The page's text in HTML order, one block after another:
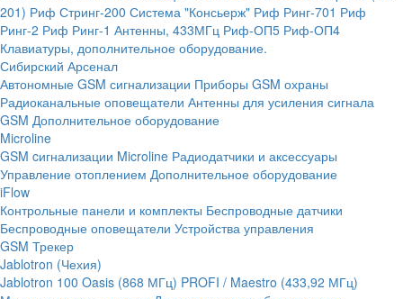
201) Риф Стринг-200 Система "Консьерж" Риф Ринг-701 Риф
Ринг-2 Риф Ринг-1 Антенны, 433МГц Риф-ОП5 Риф-ОП4
Клавиатуры, дополнительное оборудование.
Сибирский Арсенал
Автономные GSM сигнализации Приборы GSM охраны
Радиоканальные оповещатели Антенны для усиления сигнала
GSM Дополнительное оборудование
Microline
GSM cигнализации Microline Радиодатчики и аксессуары
Управление отоплением Дополнительное оборудование
iFlow
Контрольные панели и комплекты Беспроводные датчики
Беспроводные оповещатели Устройства управления
GSM Трекер
Jablotron (Чехия)
Jablotron 100 Oasis (868 МГц) PROFI / Maestro (433,92 МГц)